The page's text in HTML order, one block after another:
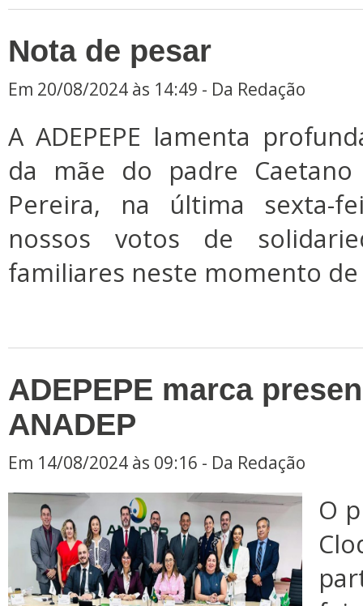
Nota de pesar
Em 20/08/2024 às 14:49 - Da Redação
A ADEPEPE lamenta
da mãe do padre Caetano
Pereira, na última sexta-
nossos votos de
familiares neste momento
ADEPEPE marca
ANADEP
Em 14/08/2024 às 09:16 - Da Redação
O